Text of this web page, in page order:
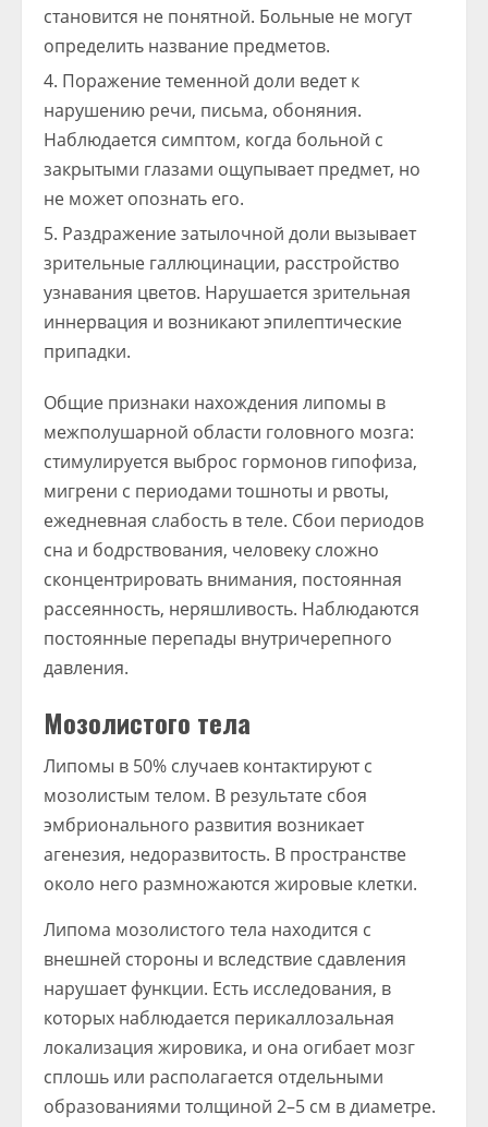
становится не понятной. Больные не могут
определить название предметов.
Поражение теменной доли ведет к
нарушению речи, письма, обоняния.
Наблюдается симптом, когда больной с
закрытыми глазами ощупывает предмет, но
не может опознать его.
Раздражение затылочной доли вызывает
зрительные галлюцинации, расстройство
узнавания цветов. Нарушается зрительная
иннервация и возникают эпилептические
припадки.
Общие признаки нахождения липомы в
межполушарной области головного мозга:
стимулируется выброс гормонов гипофиза,
мигрени с периодами тошноты и рвоты,
ежедневная слабость в теле. Сбои периодов
сна и бодрствования, человеку сложно
сконцентрировать внимания, постоянная
рассеянность, неряшливость. Наблюдаются
постоянные перепады внутричерепного
давления.
Мозолистого тела
Липомы в 50% случаев контактируют с
мозолистым телом. В результате сбоя
эмбрионального развития возникает
агенезия, недоразвитость. В пространстве
около него размножаются жировые клетки.
Липома мозолистого тела находится с
внешней стороны и вследствие сдавления
нарушает функции. Есть исследования, в
которых наблюдается перикаллозальная
локализация жировика, и она огибает мозг
сплошь или располагается отдельными
образованиями толщиной 2–5 см в диаметре.